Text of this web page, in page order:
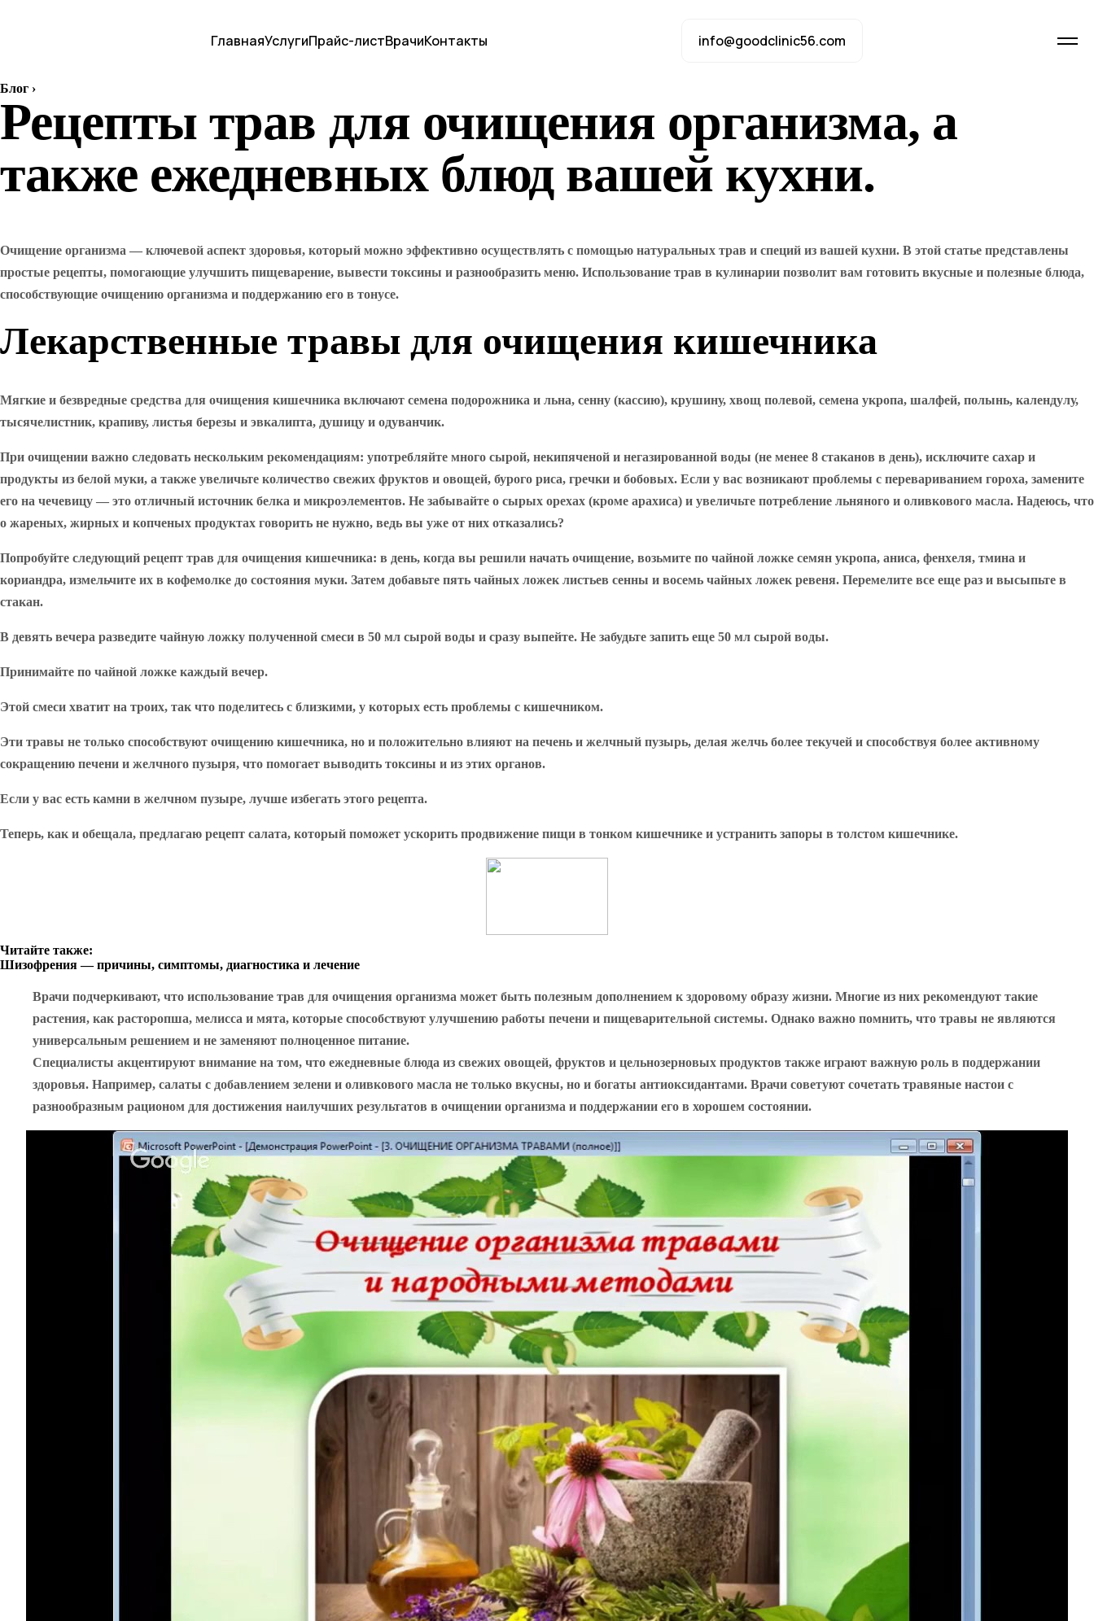
ГлавнаяУслугиПрайс-листВрачиКонтакты info@goodclinic56.com
Блог ›
Рецепты трав для очищения организма, а
также ежедневных блюд вашей кухни.
Очищение организма — ключевой аспект здоровья, который можно эффективно осуществлять с помощью натуральных трав и специй из вашей кухни. В этой статье представлены
простые рецепты, помогающие улучшить пищеварение, вывести токсины и разнообразить меню. Использование трав в кулинарии позволит вам готовить вкусные и полезные блюда,
способствующие очищению организма и поддержанию его в тонусе.
Лекарственные травы для очищения кишечника
Мягкие и безвредные средства для очищения кишечника включают семена подорожника и льна, сенну (кассию), крушину, хвощ полевой, семена укропа, шалфей, полынь, календулу,
тысячелистник, крапиву, листья березы и эвкалипта, душицу и одуванчик.
При очищении важно следовать нескольким рекомендациям: употребляйте много сырой, некипяченой и негазированной воды (не менее 8 стаканов в день), исключите сахар и
продукты из белой муки, а также увеличьте количество свежих фруктов и овощей, бурого риса, гречки и бобовых. Если у вас возникают проблемы с перевариванием гороха, замените
его на чечевицу — это отличный источник белка и микроэлементов. Не забывайте о сырых орехах (кроме арахиса) и увеличьте потребление льняного и оливкового масла. Надеюсь, что
о жареных, жирных и копченых продуктах говорить не нужно, ведь вы уже от них отказались?
Попробуйте следующий рецепт трав для очищения кишечника: в день, когда вы решили начать очищение, возьмите по чайной ложке семян укропа, аниса, фенхеля, тмина и
кориандра, измельчите их в кофемолке до состояния муки. Затем добавьте пять чайных ложек листьев сенны и восемь чайных ложек ревеня. Перемелите все еще раз и высыпьте в
стакан.
В девять вечера разведите чайную ложку полученной смеси в 50 мл сырой воды и сразу выпейте. Не забудьте запить еще 50 мл сырой воды.
Принимайте по чайной ложке каждый вечер.
Этой смеси хватит на троих, так что поделитесь с близкими, у которых есть проблемы с кишечником.
Эти травы не только способствуют очищению кишечника, но и положительно влияют на печень и желчный пузырь, делая желчь более текучей и способствуя более активному
сокращению печени и желчного пузыря, что помогает выводить токсины и из этих органов.
Если у вас есть камни в желчном пузыре, лучше избегать этого рецепта.
Теперь, как и обещала, предлагаю рецепт салата, который поможет ускорить продвижение пищи в тонком кишечнике и устранить запоры в толстом кишечнике.
Читайте также:
Шизофрения — причины, симптомы, диагностика и лечение
Врачи подчеркивают, что использование трав для очищения организма может быть полезным дополнением к здоровому образу жизни. Многие из них рекомендуют такие
растения, как расторопша, мелисса и мята, которые способствуют улучшению работы печени и пищеварительной системы. Однако важно помнить, что травы не являются
универсальным решением и не заменяют полноценное питание.
Специалисты акцентируют внимание на том, что ежедневные блюда из свежих овощей, фруктов и цельнозерновых продуктов также играют важную роль в поддержании
здоровья. Например, салаты с добавлением зелени и оливкового масла не только вкусны, но и богаты антиоксидантами. Врачи советуют сочетать травяные настои с
разнообразным рационом для достижения наилучших результатов в очищении организма и поддержании его в хорошем состоянии.